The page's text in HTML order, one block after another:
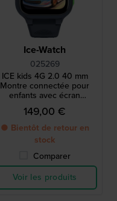
Ice-Watch
025269
ICE kids 4G 2.0 40 mm
Montre connectée pour
enfants avec écran
AMOLED
149,00 €
● Bientôt de retour en
stock
Comparer
Voir les produits